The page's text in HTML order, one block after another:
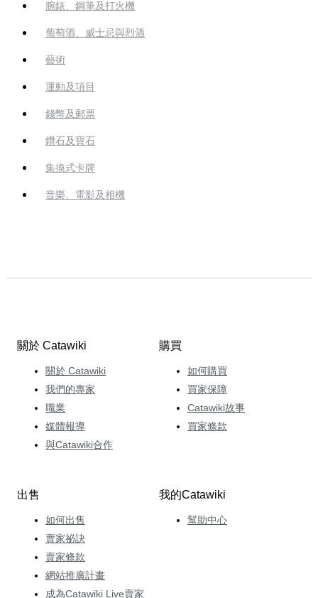
腕錶、鋼筆及打火機
葡萄酒、威士忌與烈酒
藝術
運動及項目
錢幣及郵票
鑽石及寶石
集換式卡牌
音樂、電影及相機
關於 Catawiki
關於 Catawiki
我們的專家
職業
媒體報導
與Catawiki合作
購買
如何購買
買家保障
Catawiki故事
買家條款
出售
如何出售
賣家祕訣
賣家條款
網站推廣計畫
成為Catawiki Live賣家
我的Catawiki
幫助中心